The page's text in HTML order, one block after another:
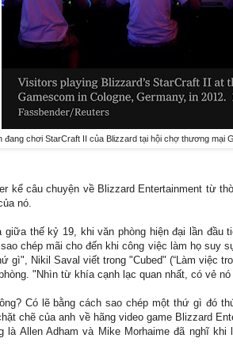
đang chơi StarCraft II của Blizzard tại hội chợ thương mại
kể câu chuyện về Blizzard Entertainment từ
nó.
thế kỷ 19, khi văn phòng hiện đại lần
chép mãi cho đến khi công việc làm họ suy
gì", Nikil Saval viết trong "Cubed" (“Làm việc
"Nhìn từ khía cạnh lạc quan nhất, có vẻ
Có lẽ bằng cách sao chép một thứ gì đó
chẽ của anh về hãng video game Blizzard
là Allen Adham và Mike Morhaime đã nghĩ